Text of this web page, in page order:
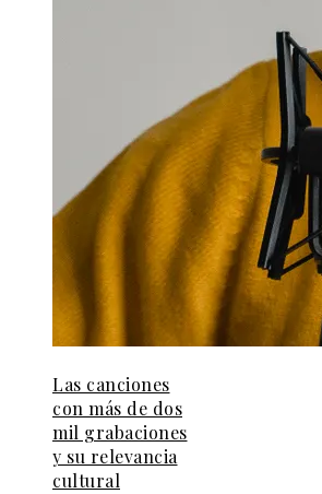
Las canciones
con más de dos
mil grabaciones
y su relevancia
cultural